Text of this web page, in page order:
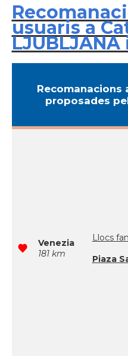
usuaris a
Recomanacions
proposades
Venezia
181 km
Llocs
Piaza